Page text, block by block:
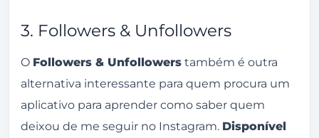
3. Followers & Unfollowers
O Followers & Unfollowers também é outra
alternativa interessante para quem procura um
aplicativo para aprender como saber quem
deixou de me seguir no Instagram. Disponível